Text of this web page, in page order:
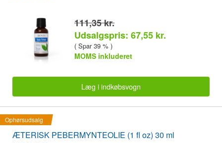
111,35 kr.
Udsalgspris: 67,55 kr.
( Spar 39 % )
MOMS inkluderet
Læg i indkøbsvogn
Ophørsudsalg
ÆTERISK PEBERMYNTEOLIE (1 fl oz) 30 ml